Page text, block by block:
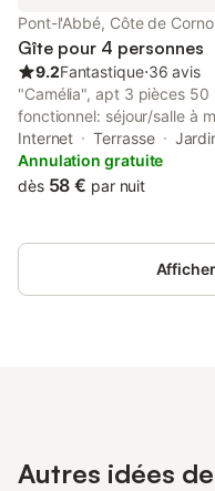
de lit. Pas de WLAN. Les
autorises. Charge des
Pont-l'Abbé, Côte de
Gîte pour 4 personnes
9.2Fantastique⋅36 avis
"Camélia", apt 3 pièces 50
fonctionnel: séjour/salle à
repas et TV (satellite). 1
(140 cm, longueur 190
(90 cm, longueur 190 cm).
séparé. Chauffage
barbecue (portable),
linge, lit bébé. Internet
Internet Terrasse
Annulation gratuite
dès 58 € par nuit
Autres idées